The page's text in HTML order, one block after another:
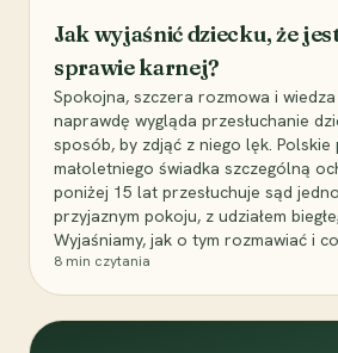
Jak wyjaśnić dziecku, że
sprawie karnej?
Spokojna, szczera rozmowa i
naprawdę wygląda przesłuchanie
sposób, by zdjąć z niego lęk.
małoletniego świadka szczególną
poniżej 15 lat przesłuchuje sąd
przyjaznym pokoju, z udziałem
Wyjaśniamy, jak o tym rozmawiać i
8 min czytania